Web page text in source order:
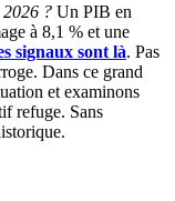
2026 ? Un PIB en
à 8,1 % et une
signaux sont là. Pas
Dans ce grand
et examinons
refuge. Sans